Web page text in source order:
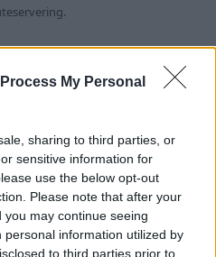
My Personal
sharing to third parties, or
sensitive information for
use the below opt-out
Please note that after your
may continue seeing
information utilized by
to third parties prior to